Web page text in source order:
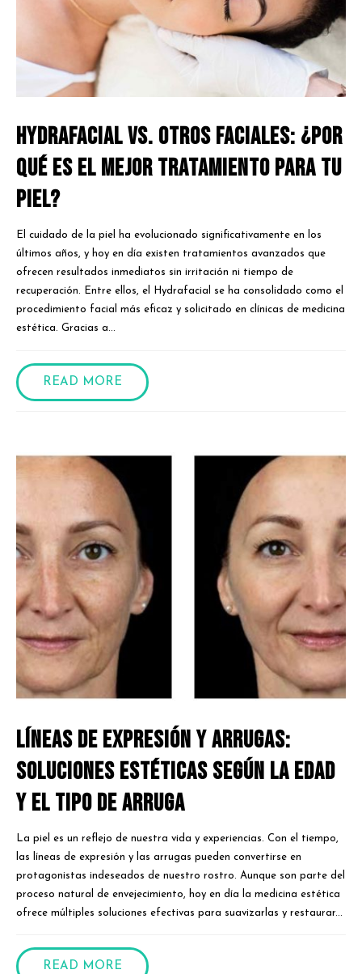
Hydrafacial vs. Otros Faciales: ¿Por
qué es el Mejor Tratamiento para Tu
Piel?
El cuidado de la piel ha evolucionado significativamente en los
últimos años, y hoy en día existen tratamientos avanzados que
ofrecen resultados inmediatos sin irritación ni tiempo de
recuperación. Entre ellos, el Hydrafacial se ha consolidado como el
procedimiento facial más eficaz y solicitado en clínicas de medicina
estética. Gracias a...
READ MORE
Líneas de expresión y arrugas:
Soluciones estéticas según la edad
y el tipo de arruga
La piel es un reflejo de nuestra vida y experiencias. Con el tiempo,
las líneas de expresión y las arrugas pueden convertirse en
protagonistas indeseados de nuestro rostro. Aunque son parte del
proceso natural de envejecimiento, hoy en día la medicina estética
ofrece múltiples soluciones efectivas para suavizarlas y restaurar...
READ MORE